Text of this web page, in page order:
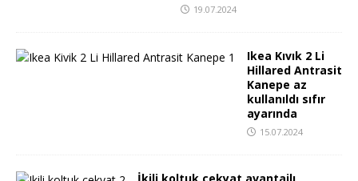
19.07.2024
Ikea Kıvık 2 Li
Hillared Antrasit
Kanepe az
kullanıldı sıfır
ayarında
15.07.2024